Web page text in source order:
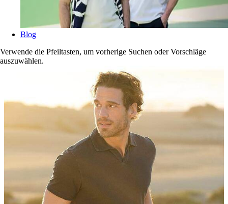
Blog
Verwende die Pfeiltasten, um vorherige Suchen oder Vorschläge
auszuwählen.